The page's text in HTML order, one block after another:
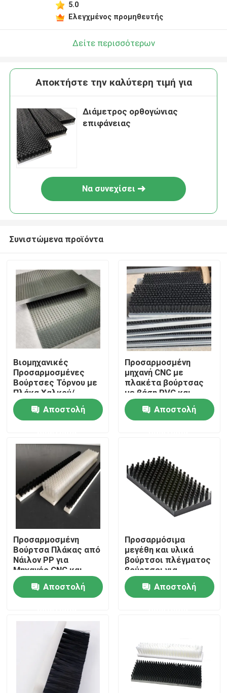
Αρχική Σελίδα
Σχετικά με εμάς
Γύρος εργοστασίων
Ποιοτικός έλεγχος
επαφή
Ζητήστε ένα απόσπασμα
Βιομηχανική λωρίδα βούρτσας
Βιομηχανικές κυλινδρικές βούρτσες
Βιομηχανικές βούρτσες κυλίνδρων
5.0
Ελεγχμένος προμηθευτής
Δείτε περισσότερων
Αποκτήστε την καλύτερη τιμή για
Διάμετρος ορθογώνιας
επιφάνειας
Να συνεχίσει
Συνιστώμενα προϊόντα
Βιομηχανικές
Προσαρμοσμένες
Βούρτσες Τόρνου με
Πλάκα Χαλκού/
Χάλυβα για τη
Βιομηχανία
Κλωστοϋφαντουργίας
Αποστολή
Προσαρμοσμένη
μηχανή CNC με
πλακέτα βούρτσας
με βάση PVC και
βούρτσους νάιλον
Αποστολή
Προσαρμοσμένη
Βούρτσα Πλάκας από
Νάιλον PP για
Μηχανές CNC και
Καθαρισμό
Αποστολή
Προσαρμόσιμα
μεγέθη και υλικά
βούρτσοι πλέγματος
βούρτσοι για
βιομηχανική
φινίρισμα ξύλου
Αποστολή